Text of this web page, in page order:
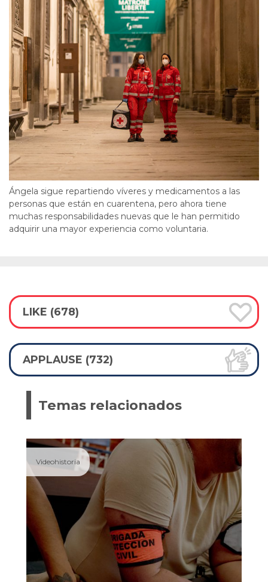
Ángela sigue repartiendo víveres y medicamentos a las
personas que están en cuarentena, pero ahora tiene
muchas responsabilidades nuevas que le han permitido
adquirir una mayor experiencia como voluntaria.
LIKE (678)
APPLAUSE (732)
Temas relacionados
Videohistoria